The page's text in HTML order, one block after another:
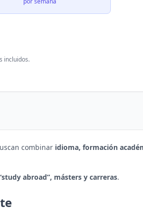
incluidos.
combinar idioma, formación
abroad”, másters y carreras.